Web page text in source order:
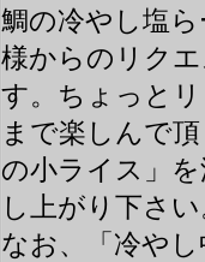
鯛の冷やし塩
様からのリク
す。ちょっと
まで楽しんで
の小ライス」
し上がり下さ
なお、「冷や